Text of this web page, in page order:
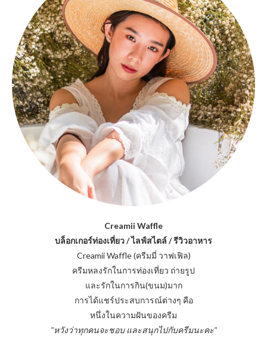
Creamii Waffle
บล็อกเกอร์ท่องเที่ยว / ไลฟ์สไตล์ / รีวิวอาหาร
Creamii Waffle (ครีมมี่ วาฟเฟิล)
ครีมหลงรักในการท่องเที่ยว ถ่ายรูป
และรักในการกิน(ขนม)มาก
การได้แชร์ประสบการณ์ต่างๆ คือ
หนึ่งในความฝันของครีม
"หวังว่าทุกคนจะชอบ และสนุกไปกับครีมนะคะ"